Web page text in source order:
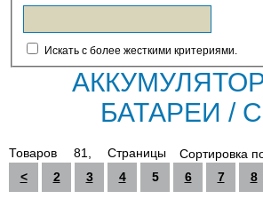
Искать с более жесткими критериями.
БАТАРЕИ /
Сортировка
Товаров 81, Страницы
<
2 3 4 5 6 7 8